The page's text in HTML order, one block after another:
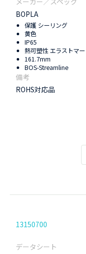
BOPLA
保護 シーリング
黄色
IP65
熱可塑性 エラストマー
161.7mm
BOS-Streamline
ROHS対応品
13150700